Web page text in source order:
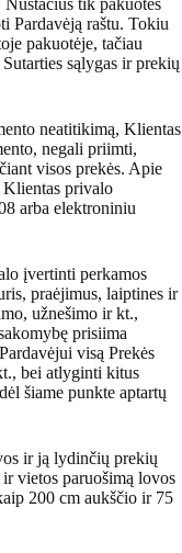
tik pakuotės
Pardavėją raštu. Tokiu
pakuotėje, tačiau
sąlygas ir prekių
neatitikimą, Klientas
negali priimti,
visos prekės. Apie
Klientas privalo
arba elektroniniu
įvertinti perkamos
praėjimus, laiptines ir
užnešimo ir kt.,
prisiima
visą Prekės
bei atlyginti kitus
šiame punkte aptartų
ir ją lydinčių prekių
vietos paruošimą lovos
200 cm aukščio ir 75